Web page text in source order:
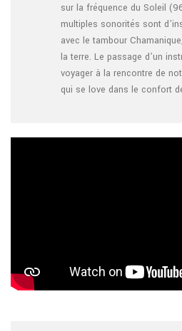
sur la fréquence du Soleil
multiples sonorités sont
avec le tambour
la terre. Le passage d’un
voyager à la rencontre de
qui se love dans le confort